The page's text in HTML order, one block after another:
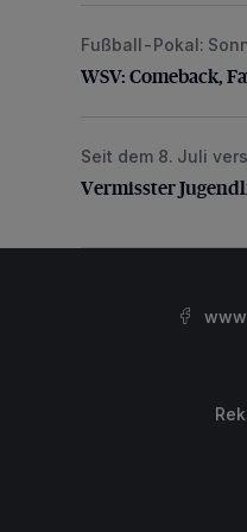
WSV: Comeback,
Fußball-Pokal:
WSV: Comeback,
Vermisster
Seit dem 8. Juli
Vermisster